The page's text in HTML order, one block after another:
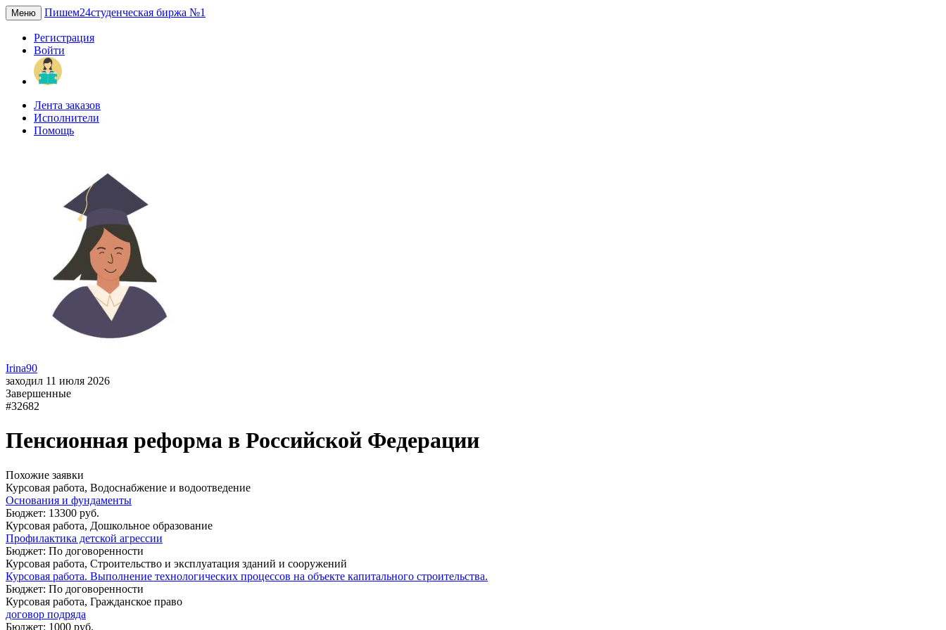
Меню Пишем24студенческая биржа №1
Регистрация
Войти
Лента заказов
Исполнители
Помощь
Irina90
заходил 11 июля 2026
Завершенные
#32682
Пенсионная реформа в Российской Федерации
Похожие заявки
Курсовая работа, Водоснабжение и водоотведение
Основания и фундаменты
Бюджет: 13300 руб.
Курсовая работа, Дошкольное образование
Профилактика детской агрессии
Бюджет: По договоренности
Курсовая работа, Строительство и эксплуатация зданий и сооружений
Курсовая работа. Выполнение технологических процессов на объекте капитального строительства.
Бюджет: По договоренности
Курсовая работа, Гражданское право
договор подряда
Бюджет: 1000 руб.